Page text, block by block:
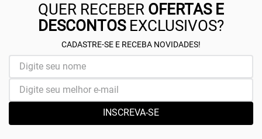
QUER RECEBER OFERTAS E
DESCONTOSEXCLUSIVOS?
CADASTRE-SE E RECEBA NOVIDADES!
INSCREVA-SE